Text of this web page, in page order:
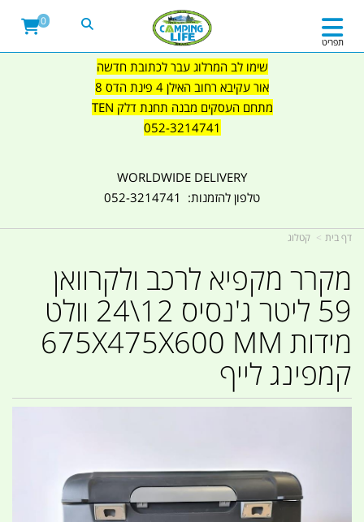
שימו לב המרלוג עבר לכתובת חדשה
אור עקיבא רחוב האילן 4 פינת הדס 8
מתחם העסקים מבנה תחנת דלק TEN
052-3214741
WORLDWIDE DELIVERY
טלפון להזמנות: 052-3214741
תפריט
0
דף בית קטלוג
מקרר מקפיא לרכב ולקרוואן
59 ליטר ג'נסיס 12\24 וולט
מידות 675X475X600 MM
קמפינג לייף